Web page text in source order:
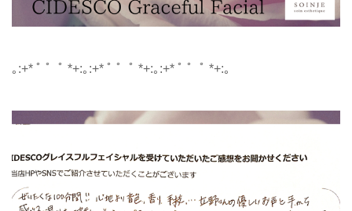
｡:+* ﾟ ゜ﾟ *+:｡:+* ﾟ ゜ﾟ *+:｡:+* ﾟ ゜ﾟ *+:｡